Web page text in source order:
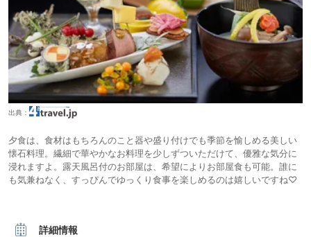
出典：
夕食は、食材はもちろんのこと器や盛り付けでも季節を愉しめる美しい
懐石料理。繊細で華やかなお料理を少しずついただけて、優雅な気分に
浸れますよ。露天風呂付のお部屋は、希望によりお部屋食も可能。誰に
も気兼ねなく、すっぴんでゆっくり食事を楽しめるのは嬉しいですね♡
詳細情報